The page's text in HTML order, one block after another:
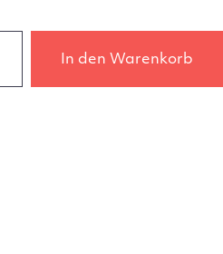
In den Warenkorb